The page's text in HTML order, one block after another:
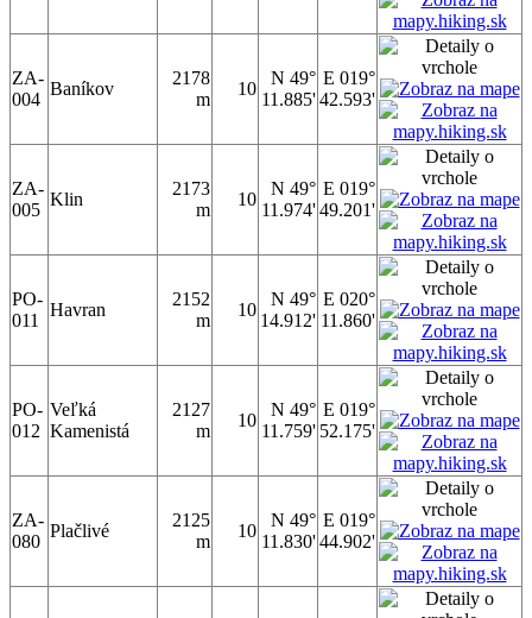
ZA-
004
Baníkov
2178
m
10
N 49°
11.885'
E 019°
42.593'
ZA-
005
Klin
2173
m
10
N 49°
11.974'
E 019°
49.201'
PO-
011
Havran
2152
m
10
N 49°
14.912'
E 020°
11.860'
PO-
012
Veľká
Kamenistá
2127
m
10
N 49°
11.759'
E 019°
52.175'
ZA-
080
Plačlivé
2125
m
10
N 49°
11.830'
E 019°
44.902'